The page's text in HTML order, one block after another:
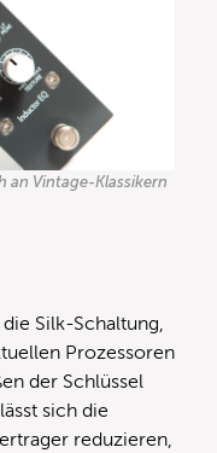
an Vintage-Klassikern
Silk-Schaltung,
Prozessoren
der Schlüssel
sich die
reduzieren,